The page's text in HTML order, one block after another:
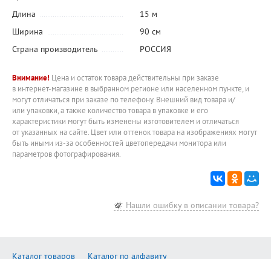
Длина
15 м
Ширина
90 см
Страна производитель
РОССИЯ
Внимание! Цена и остаток товара действительны при заказе
в интернет-магазине в выбранном регионе или населенном пункте, и
могут отличаться при заказе по телефону. Внешний вид товара и/
или упаковки, а также количество товара в упаковке и его
характеристики могут быть изменены изготовителем и отличаться
от указанных на сайте. Цвет или оттенок товара на изображениях могут
быть иными из-за особенностей цветопередачи монитора или
параметров фотографирования.
Нашли ошибку в описании товара?
Каталог товаров Каталог по алфавиту